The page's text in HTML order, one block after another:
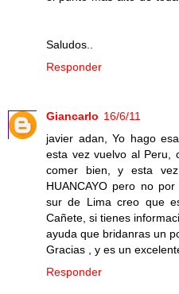
Saludos..
Responder
Giancarlo 16/6/11
javier adan, Yo hago
esta vez vuelvo al Peru,
comer bien, y esta
HUANCAYO pero no
sur de Lima creo que
Cañete, si tienes
ayuda que bridanras un
Gracias , y es un
Responder